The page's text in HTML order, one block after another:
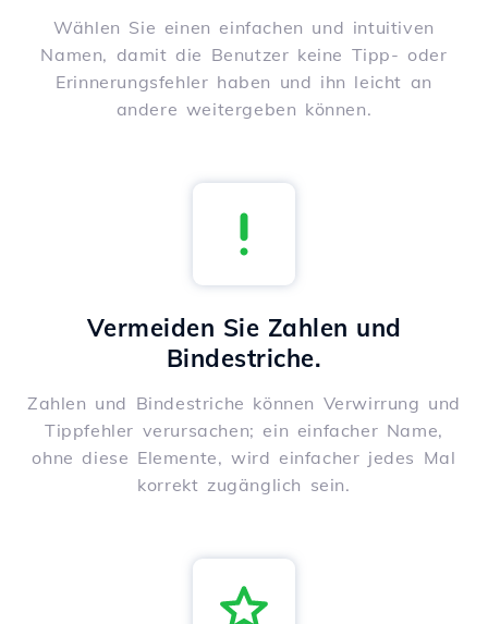
Wählen Sie einen einfachen und intuitiven
Namen, damit die Benutzer keine Tipp- oder
Erinnerungsfehler haben und ihn leicht an
andere weitergeben können.
Vermeiden Sie Zahlen und
Bindestriche.
Zahlen und Bindestriche können Verwirrung und
Tippfehler verursachen; ein einfacher Name,
ohne diese Elemente, wird einfacher jedes Mal
korrekt zugänglich sein.